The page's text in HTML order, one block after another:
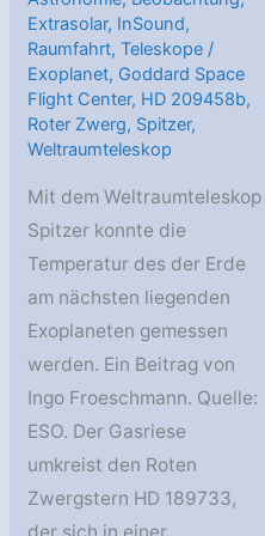
Extrasolar, InSound,
Raumfahrt,Teleskope /
Exoplanet, Goddard Space
Flight Center, HD 209458b,
Roter Zwerg, Spitzer,
Weltraumteleskop
Mit dem Weltraumteleskop
Spitzer konnte die
Temperatur des der Erde
am nächsten liegenden
Exoplaneten gemessen
werden. Ein Beitrag von
Ingo Froeschmann. Quelle:
ESO. Der Gasriese
umkreist den Roten
Zwergstern HD 189733,
der sich in einer